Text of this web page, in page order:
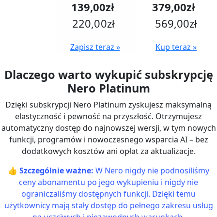
139,00zł
220,00zł
Zapisz teraz »
379,00zł
569,00zł
Kup teraz »
Dlaczego warto wykupić subskrypcję
Nero Platinum
Dzięki subskrypcji Nero Platinum zyskujesz maksymalną
elastyczność i pewność na przyszłość. Otrzymujesz
automatyczny dostęp do najnowszej wersji, w tym nowych
funkcji, programów i nowoczesnego wsparcia AI – bez
dodatkowych kosztów ani opłat za aktualizacje.
👍 Szczególnie ważne: W Nero nigdy nie podnosiliśmy
ceny abonamentu po jego wykupieniu i nigdy nie
ograniczaliśmy dostępnych funkcji. Dzięki temu
użytkownicy mają stały dostęp do pełnego zakresu usług